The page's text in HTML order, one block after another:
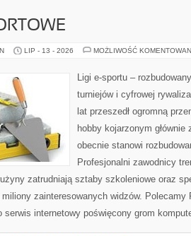
LIP - 13 - 2026 MOŻLIWOŚĆ
Ligi e-sportu –
turniejów i cyfrowej
lat przeszedł ogromną
hobby kojarzonym
obecnie stanowi
Profesjonalni zawodnicy
zatrudniają sztaby szkoleniowe oraz
zainteresowanych widzów.
serwis internetowy poświęcony grom